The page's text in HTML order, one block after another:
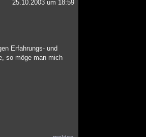
25.10.2003 um 18:59
Erfahrungs- und
so möge man mich